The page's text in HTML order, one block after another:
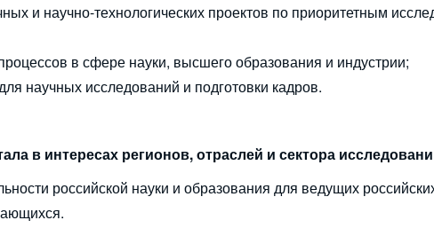
и научно-технологических проектов по приоритетным
в сфере науки, высшего образования и индустрии;
научных исследований и подготовки кадров.
в интересах регионов, отраслей и сектора
российской науки и образования для ведущих